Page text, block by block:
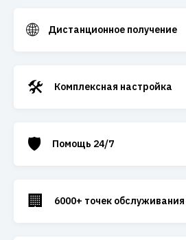
🌐 Дистанционное получение
🛠️ Комплексная настройка
🛡️ Помощь 24/7
🏢 6000+ точек обслуживания